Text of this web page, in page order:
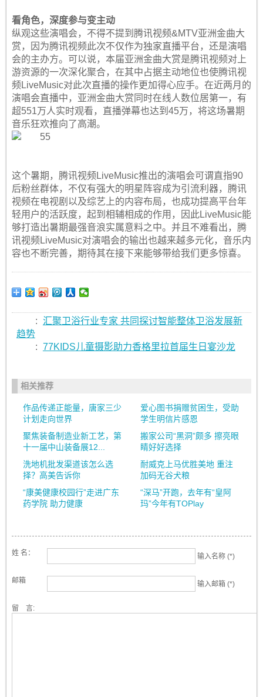
看角色，深度参与变主动
纵观这些演唱会，不得不提到腾讯视频&MTV亚洲金曲大
赏，因为腾讯视频此次不仅作为独家直播平台，还是演唱
会的主办方。可以说，本届亚洲金曲大赏是腾讯视频对上
游资源的一次深化聚合，在其中占据主动地位也使腾讯视
频LiveMusic对此次直播的操作更加得心应手。在近两月的
演唱会直播中，亚洲金曲大赏同时在线人数位居第一，有
超551万人实时观看，直播弹幕也达到45万，将这场暑期
音乐狂欢推向了高潮。
这个暑期，腾讯视频LiveMusic推出的演唱会可谓直指90
后粉丝群体，不仅有强大的明星阵容成为引流利器，腾讯
视频在电视剧以及综艺上的内容布局，也成功提高平台年
轻用户的活跃度，起到相辅相成的作用，因此LiveMusic能
够打造出暑期最强音浪实属意料之中。并且不难看出，腾
讯视频LiveMusic对演唱会的输出也越来越多元化，音乐内
容也不断完善，期待其在接下来能够带给我们更多惊喜。
:
汇聚卫浴行业专家 共同探讨智能整体卫浴发展新
趋势
: 77KIDS儿童摄影助力香格里拉首届生日宴沙龙
相关推荐
作品传递正能量，唐家三少
计划走向世界
爱心图书捐赠贫困生，受助
学生明信片感恩
聚焦装备制造业新工艺，第
十一届中山装备展12...
搬家公司“黑洞”颇多 擦亮眼
睛好好选择
洗地机批发渠道该怎么选
择？高美告诉你
耐威克上马优胜美地 重注
加码无谷犬粮
“康美健康校园行”走进广东
药学院 助力健康
“深马”开跑，去年有“皇阿
玛”今年有TOPlay
姓 名： 输入名称 (*)
邮箱 输入邮箱 (*)
留 言: